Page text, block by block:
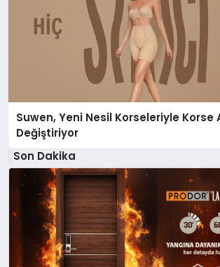
Suwen, Yeni Nesil Korseleriyle Korse
Değiştiriyor
Son Dakika